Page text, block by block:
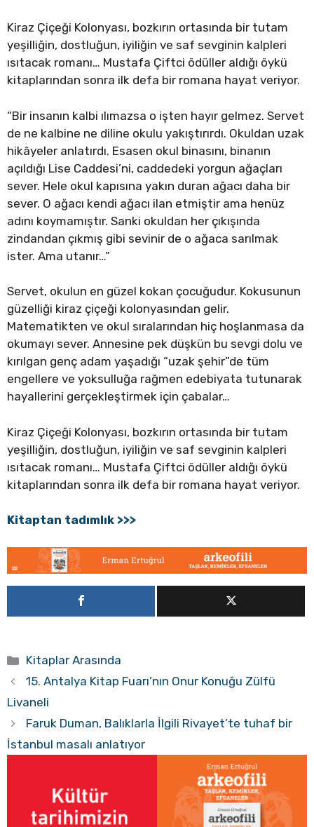
Kiraz Çiçeği Kolonyası, bozkırın ortasında bir tutam
yeşilliğin, dostluğun, iyiliğin ve saf sevginin kalpleri
ısıtacak romanı… Mustafa Çiftci ödüller aldığı öykü
kitaplarından sonra ilk defa bir romana hayat veriyor.
“Bir insanın kalbi ılımazsa o işten hayır gelmez. Servet
de ne kalbine ne diline okulu yakıştırırdı. Okuldan uzak
hikâyeler anlatırdı. Esasen okul binasını, binanın
açıldığı Lise Caddesi’ni, caddedeki yorgun ağaçları
sever. Hele okul kapısına yakın duran ağacı daha bir
sever. O ağacı kendi ağacı ilan etmiştir ama henüz
adını koymamıştır. Sanki okuldan her çıkışında
zindandan çıkmış gibi sevinir de o ağaca sarılmak
ister. Ama utanır…”
Servet, okulun en güzel kokan çocuğudur. Kokusunun
güzelliği kiraz çiçeği kolonyasından gelir.
Matematikten ve okul sıralarından hiç hoşlanmasa da
okumayı sever. Annesine pek düşkün bu sevgi dolu ve
kırılgan genç adam yaşadığı “uzak şehir”de tüm
engellere ve yoksulluğa rağmen edebiyata tutunarak
hayallerini gerçekleştirmek için çabalar…
Kiraz Çiçeği Kolonyası, bozkırın ortasında bir tutam
yeşilliğin, dostluğun, iyiliğin ve saf sevginin kalpleri
ısıtacak romanı… Mustafa Çiftci ödüller aldığı öykü
kitaplarından sonra ilk defa bir romana hayat veriyor.
Kitaptan tadımlık >>>
Kategoriler
Kitaplar Arasında
15. Antalya Kitap Fuarı’nın Onur Konuğu Zülfü
Livaneli
Faruk Duman, Balıklarla İlgili Rivayet’te tuhaf bir
İstanbul masalı anlatıyor